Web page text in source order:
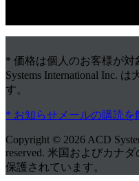
* 価格は個人のお客様が
Systems International Inc.
す。
* お知らせメールの購読を
Copyright © 2026 ACD
reserved. 米国およびカナ
保護されています。